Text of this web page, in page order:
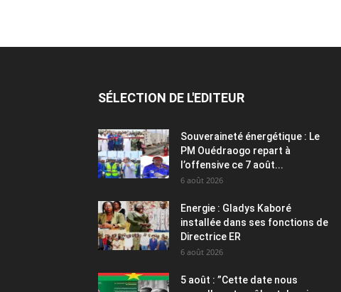
SÉLECTION DE L'EDITEUR
Souveraineté énergétique : Le
PM Ouédraogo repart à
l’offensive ce 7 août...
6 août 2026
Energie : Gladys Kaboré
installée dans ses fonctions de
Directrice ER
6 août 2026
5 août : ”Cette date nous